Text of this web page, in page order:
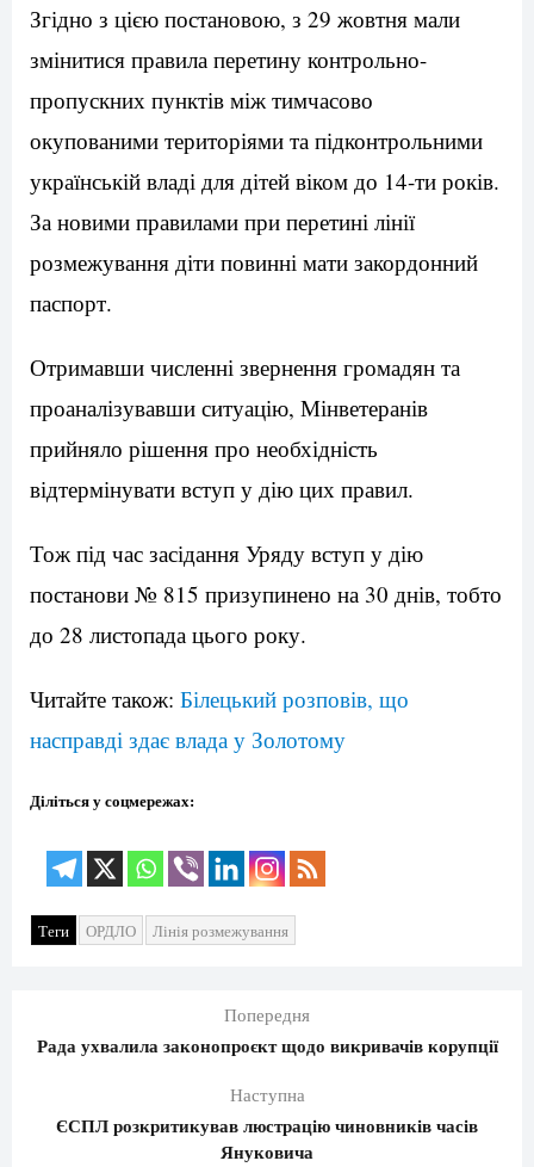
Згідно з цією постановою, з 29 жовтня мали
змінитися правила перетину контрольно-
пропускних пунктів між тимчасово
окупованими територіями та підконтрольними
українській владі для дітей віком до 14-ти років.
За новими правилами при перетині лінії
розмежування діти повинні мати закордонний
паспорт.
Отримавши численні звернення громадян та
проаналізувавши ситуацію, Мінветеранів
прийняло рішення про необхідність
відтермінувати вступ у дію цих правил.
Тож під час засідання Уряду вступ у дію
постанови № 815 призупинено на 30 днів, тобто
до 28 листопада цього року.
Читайте також: Білецький розповів, що
насправді здає влада у Золотому
Діліться у соцмережах:
Теги ОРДЛО Лінія розмежування
Попередня
Рада ухвалила законопроєкт щодо викривачів корупції
Наступна
ЄСПЛ розкритикував люстрацію чиновників часів
Януковича